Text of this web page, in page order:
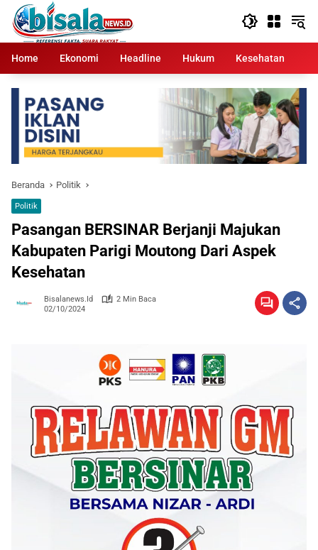
Langsung
konten
Home
Ekonomi Headline Hukum Kesehatan
Beranda Politik
Politik
Pasangan BERSINAR Berjanji Majukan
Kabupaten Parigi Moutong Dari Aspek
Kesehatan
Bisalanews.id
2 Min Baca
02/10/2024